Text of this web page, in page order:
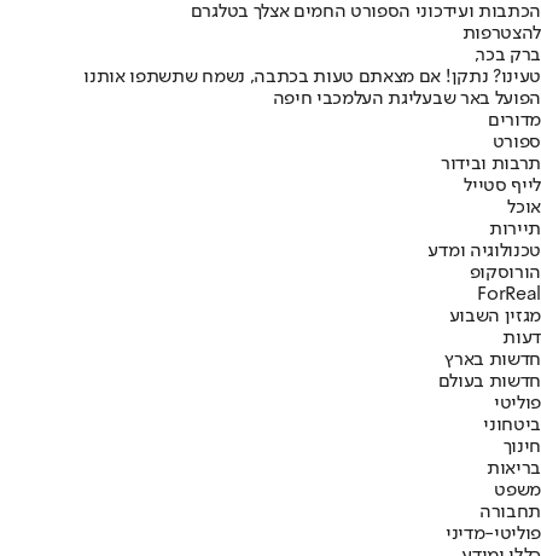
הכתבות ועידכוני הספורט החמים אצלך בטלגרם
להצטרפות
ברק בכר,
טעינו? נתקן! אם מצאתם טעות בכתבה, נשמח שתשתפו אותנו
הפועל באר שבעליגת העלמכבי חיפה
מדורים
ספורט
תרבות ובידור
לייף סטייל
אוכל
תיירות
טכנולוגיה ומדע
הורוסקופ
ForReal
מגזין השבוע
דעות
חדשות בארץ
חדשות בעולם
פוליטי
ביטחוני
חינוך
בריאות
משפט
תחבורה
פוליטי-מדיני